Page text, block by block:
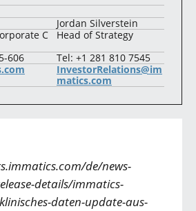
Jordan Silverstein
C
Head of Strategy
606
Tel: +1 281 810 7545
InvestorRelations@im
matics.com
de/news-
details/immatics-
daten-update-aus-